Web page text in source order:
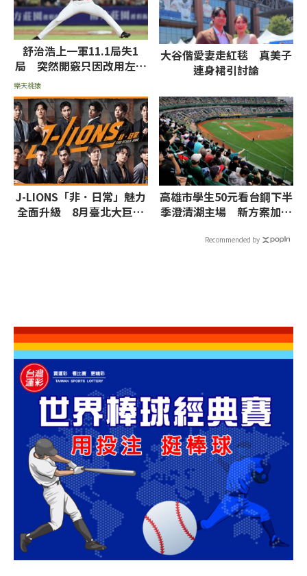
舒治浩上一軍11.1局失1
局 突然開竅只因改用左投
樂天桃猿
大谷偕愛妻走紅毯 真美子
連身裙引討論
J-LIONS「非．日常」魅力
全面升級 8月臺北大巨蛋
高雄市學生50元看台鋼下半
季澄清湖主場 新方案加進
Recommended by